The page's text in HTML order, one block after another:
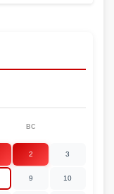
ВС
2 3
9 10